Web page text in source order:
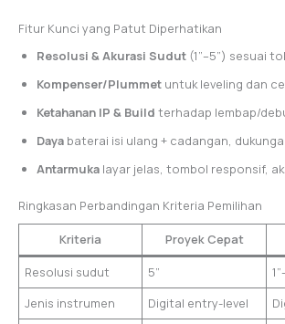
Fitur Kunci yang Patut Diperhatikan
Resolusi & Akurasi Sudut (1”–5”) sesuai
Kompenser/Plummet untuk leveling dan
Ketahanan IP & Build terhadap lembap/
Daya baterai isi ulang + cadangan,
Antarmuka layar jelas, tombol responsif,
Ringkasan Perbandingan Kriteria Pemilihan
Kriteria Proyek Cepat
Resolusi sudut
5”
Jenis instrumen
Digital entry-level